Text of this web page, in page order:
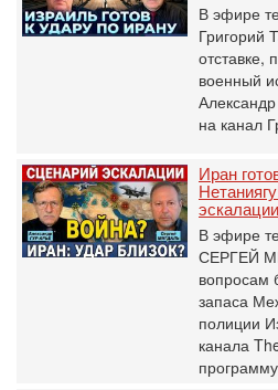
В эфире
Григорий
отставке,
военный
на канал
Иран
В эфире
СЕРГЕЙ
вопросам
запаса
полиции
канала